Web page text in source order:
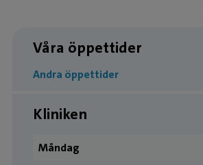
Våra öppettider
Andra öppettider
Kliniken
Måndag